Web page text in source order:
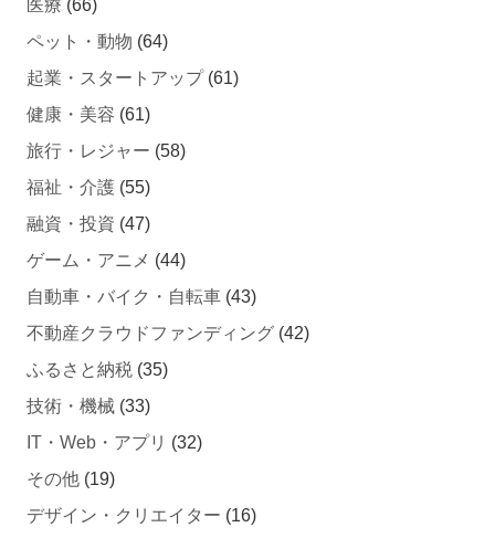
ペット・動物
起業・スタートアップ
健康・美容 (61)
旅行・レジャー
福祉・介護(55)
融資・投資 (47)
ゲーム・アニメ
自動車・バイク・自転車
不動産クラウドファンディング
ふるさと納税 (35)
技術・機械(33)
IT・Web・アプリ
その他(19)
デザイン・クリエイター
ビジネス (15)